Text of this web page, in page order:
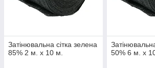
Затінювальна сітка зелена
85% 2 м. х 10 м.
50% 6 м. х